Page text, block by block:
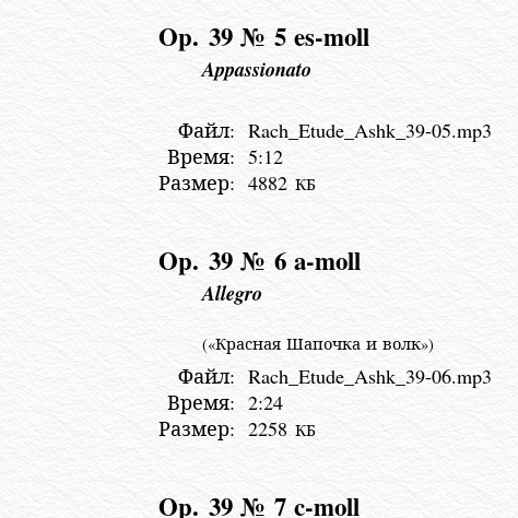
Op. 39 № 5 es-moll
Appassionato
Файл: Rach_Etude_Ashk_39-05.mp3
Время: 5:12
Размер: 4882 КБ
Op. 39 № 6 a-moll
Allegro
(«Красная Шапочка и волк»)
Файл: Rach_Etude_Ashk_39-06.mp3
Время: 2:24
Размер: 2258 КБ
Op. 39 № 7 c-moll